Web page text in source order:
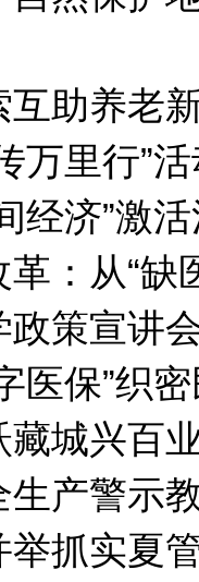
助养老
万里行”
经济”激
：从“缺
策宣讲
医保”织
城兴百
生产警示
抓实夏